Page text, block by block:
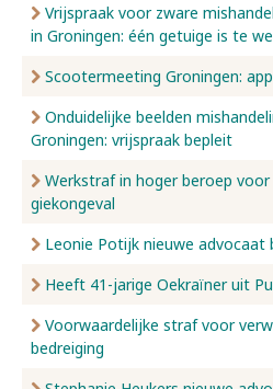
Vrijspraak voor zware
in Groningen: één getuige is te
Scootermeeting Groningen:
Onduidelijke beelden
Groningen: vrijspraak bepleit
Werkstraf in hoger beroep
giekongeval
Leonie Potijk nieuwe advocaat
Heeft 41-jarige Oekraïner uit
Voorwaardelijke straf voor
bedreiging